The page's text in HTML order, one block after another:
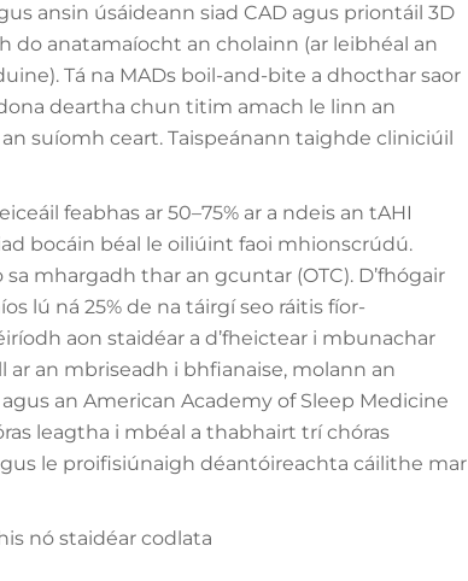
ansin úsáideann siad CAD agus priontáil 3D
do anatamaíocht an cholainn (ar leibhéal an
Tá na MADs boil-and-bite a dhocthar saor
deartha chun titim amach le linn an
suíomh ceart. Taispeánann taighde cliniciúil
feabhas ar 50–75% ar a ndeis an tAHI
bocáin béal le oiliúint faoi mhionscrúdú.
mhargadh thar an gcuntar (OTC). D’fhógair
lú ná 25% de na táirgí seo ráitis fíor-
aon staidéar a d’fheictear i mbunachar
ar an mbriseadh i bhfianaise, molann an
an American Academy of Sleep Medicine
leagtha i mbéal a thabhairt trí chóras
le proifisiúnaigh déantóireachta cáilithe mar
nó staidéar codlata